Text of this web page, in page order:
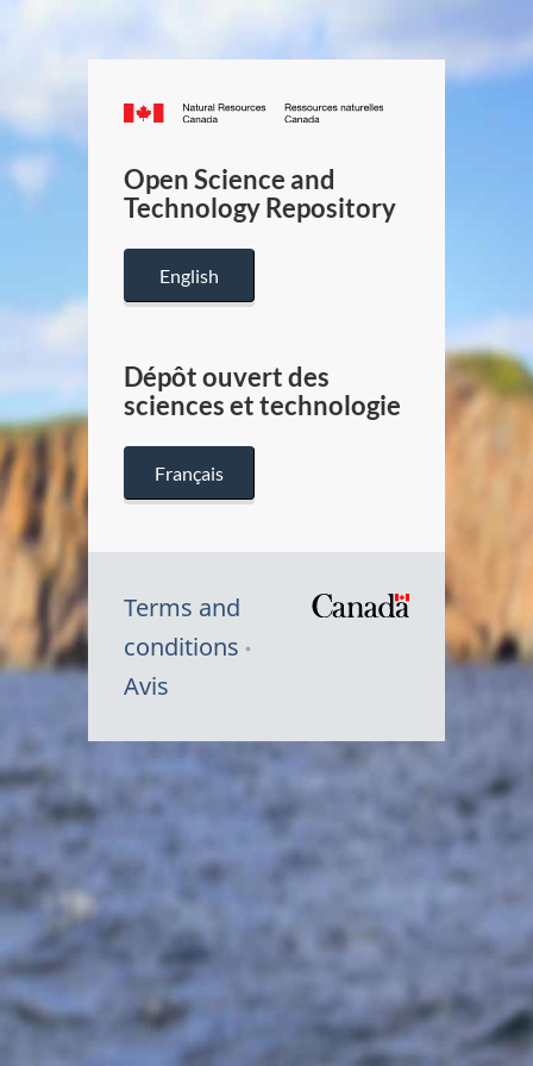
Canada.ca
/
Canada
Open Science and
Technology Repository
English
Dépôt ouvert des
sciences et technologie
Français
Terms and
conditions
Avis
Symbole
Canada